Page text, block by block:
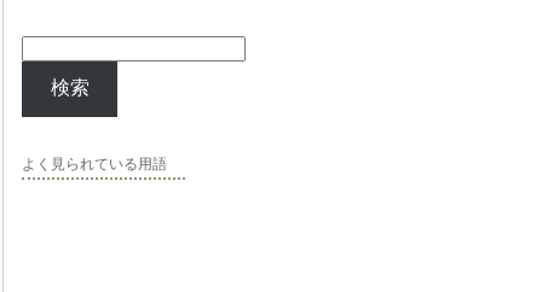
検索
よく見られている用語